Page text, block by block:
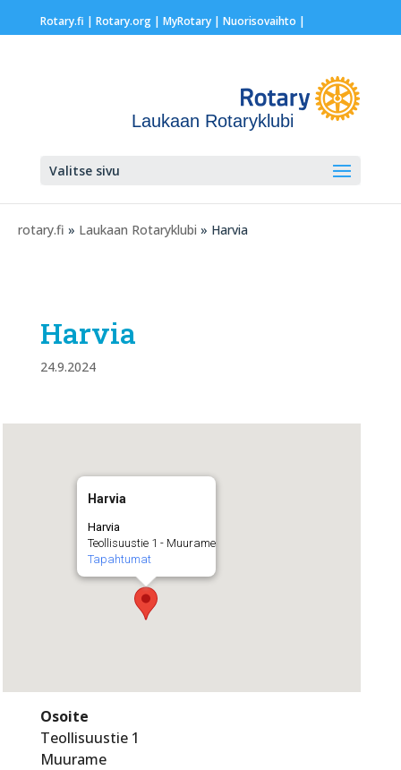
Rotary.fi | Rotary.org| MyRotary | Nuorisovaihto |
Laukaan Rotaryklubi
Valitse sivu
rotary.fi » Laukaan Rotaryklubi » Harvia
Harvia
24.9.2024
Harvia
Harvia
Teollisuustie 1 - Muurame
Tapahtumat
Osoite
Teollisuustie 1
Muurame